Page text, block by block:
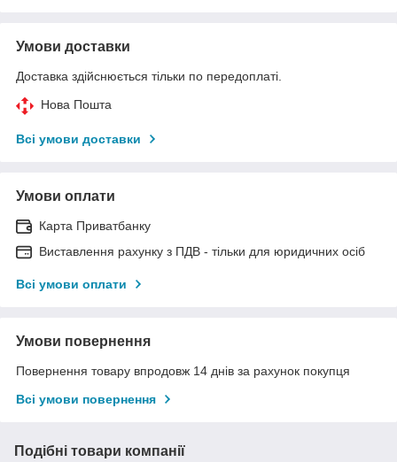
Умови доставки
Доставка здійснюється тільки по передоплаті.
Нова Пошта
Всі умови доставки
Умови оплати
Карта Приватбанку
Виставлення рахунку з ПДВ - тільки для юридичних осіб
Всі умови оплати
Умови повернення
Повернення товару впродовж 14 днів за рахунок покупця
Всі умови повернення
Подібні товари компанії